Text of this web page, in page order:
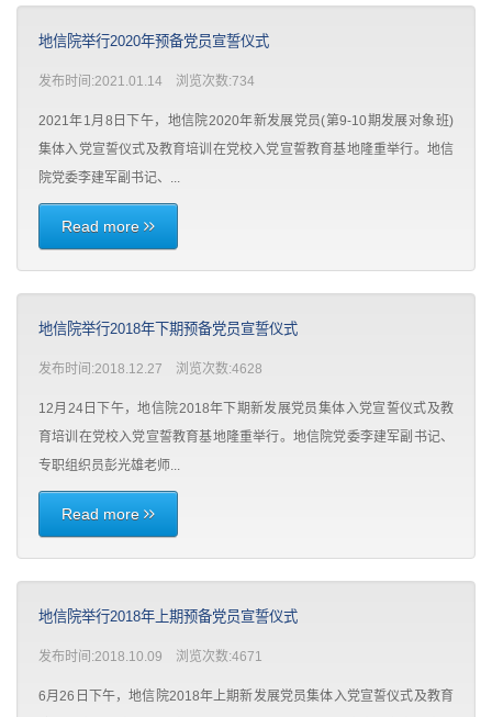
地信院举行2020年预备党员宣誓仪式
发布时间:2021.01.14 浏览次数:734
2021年1月8日下午，地信院2020年新发展党员(第9-10期发展对象班)
集体入党宣誓仪式及教育培训在党校入党宣誓教育基地隆重举行。地信
院党委李建军副书记、...
Read more
地信院举行2018年下期预备党员宣誓仪式
发布时间:2018.12.27 浏览次数:4628
12月24日下午，地信院2018年下期新发展党员集体入党宣誓仪式及教
育培训在党校入党宣誓教育基地隆重举行。地信院党委李建军副书记、
专职组织员彭光雄老师...
Read more
地信院举行2018年上期预备党员宣誓仪式
发布时间:2018.10.09 浏览次数:4671
6月26日下午，地信院2018年上期新发展党员集体入党宣誓仪式及教育